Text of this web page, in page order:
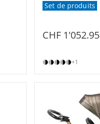
Set de produits
CHF 1'052.95
+1